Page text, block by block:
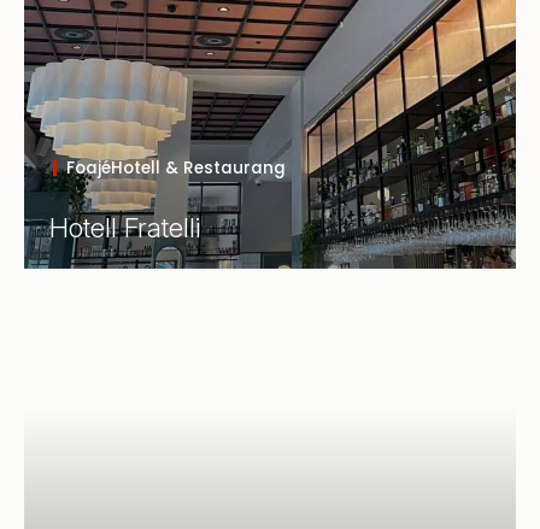
Hotell Fratelli
FoajéHotell & Restaurang